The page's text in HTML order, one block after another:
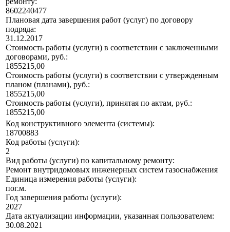
8602240477
Плановая дата завершения работ (услуг) по договору
подряда:
31.12.2017
Стоимость работы (услуги) в соответствии с заключенными
договорами, руб.:
1855215,00
Стоимость работы (услуги) в соответствии с утвержденным
планом (планами), руб.:
1855215,00
Стоимость работы (услуги), принятая по актам, руб.:
1855215,00
Код конструктивного элемента (системы):
18700883
Код работы (услуги):
2
Вид работы (услуги) по капитальному ремонту:
Ремонт внутридомовых инженерных систем газоснабжения
Единица измерения работы (услуги):
пог.м.
Год завершения работы (услуги):
2027
Дата актуализации информации, указанная пользователем:
30.08.2021